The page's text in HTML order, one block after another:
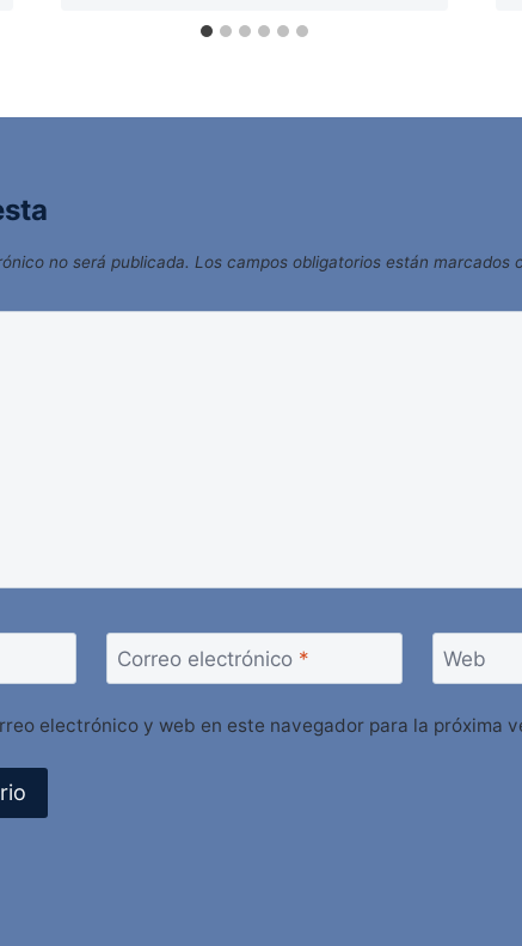
no será publicada. Los campos obligatorios están marcados
Correo electrónico * Web
electrónico y web en este navegador para la próxima